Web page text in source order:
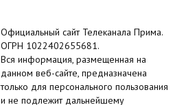
Официальный сайт Телеканала Прима.
ОГРН 1022402655681.
Вся информация, размещенная на
данном веб-сайте, предназначена
только для персонального пользования
и не подлежит дальнейшему